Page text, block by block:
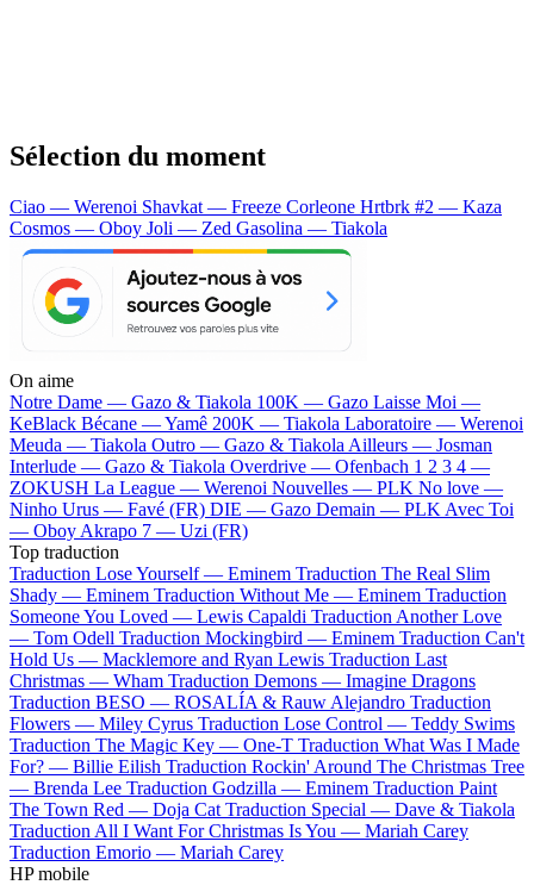
Sélection du moment
Ciao — Werenoi Shavkat — Freeze Corleone Hrtbrk #2 — Kaza
Cosmos — Oboy Joli — Zed Gasolina — Tiakola
On aime
Notre Dame — Gazo & Tiakola 100K — Gazo Laisse Moi —
KeBlack Bécane —Yamê 200K — Tiakola Laboratoire — Werenoi
Meuda — Tiakola Outro — Gazo & Tiakola Ailleurs — Josman
Interlude — Gazo & Tiakola Overdrive — Ofenbach 1 2 3 4 —
ZOKUSH La League — Werenoi Nouvelles — PLK No love —
Ninho Urus — Favé (FR) DIE — Gazo Demain — PLK Avec Toi
— Oboy Akrapo 7 — Uzi (FR)
Top traduction
Traduction Lose Yourself — Eminem Traduction The Real Slim
Shady — Eminem Traduction Without Me — Eminem Traduction
Someone You Loved — Lewis Capaldi Traduction Another Love
— Tom Odell Traduction Mockingbird — Eminem Traduction Can't
Hold Us — Macklemore and Ryan Lewis Traduction Last
Christmas — Wham Traduction Demons — Imagine Dragons
Traduction BESO — ROSALÍA & Rauw Alejandro Traduction
Flowers — Miley Cyrus Traduction Lose Control — Teddy Swims
Traduction The Magic Key — One-T Traduction What Was I Made
For? — Billie Eilish Traduction Rockin' Around The Christmas Tree
— Brenda Lee Traduction Godzilla — Eminem Traduction Paint
The Town Red — Doja Cat Traduction Special — Dave & Tiakola
Traduction All I Want For Christmas Is You — Mariah Carey
Traduction Emorio — Mariah Carey
HP mobile